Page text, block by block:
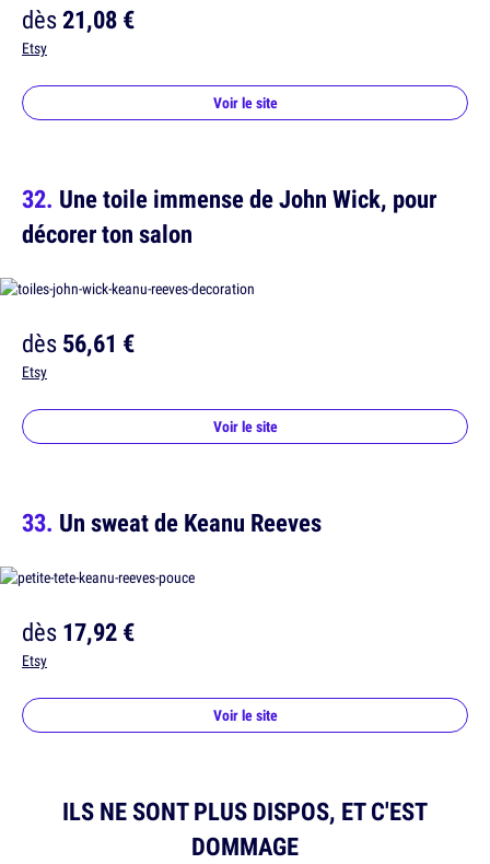
dès21,08 €
Etsy
Voir le site
Une toile immense de John Wick, pour
décorer ton salon
dès56,61 €
Etsy
Voir le site
Un sweat de Keanu Reeves
dès17,92 €
Etsy
Voir le site
ILS NE SONT PLUS DISPOS, ET C'EST
DOMMAGE